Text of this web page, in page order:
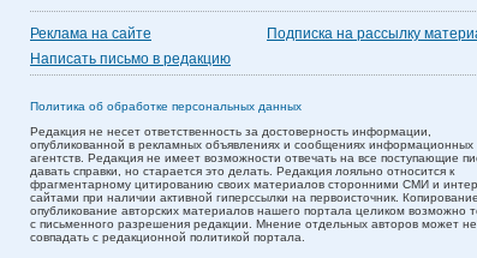
Реклама на сайте
Написать письмо в редакцию
Подписка на рассылку
Политика об обработке персональных данных
Редакция не несет ответственность за достоверность информации,
опубликованной в рекламных объявлениях и сообщениях информационных
агентств. Редакция не имеет возможности отвечать на все поступающие
давать справки, но старается это делать. Редакция лояльно относится к
фрагментарному цитированию своих материалов сторонними СМИ и
сайтами при наличии активной гиперссылки на первоисточник.
опубликование авторских материалов нашего портала целиком возможно
с письменного разрешения редакции. Мнение отдельных авторов может не
совпадать с редакционной политикой портала.